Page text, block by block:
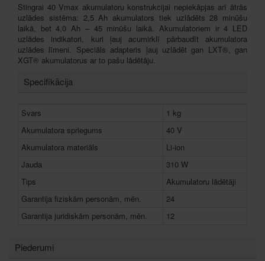
Stingrai 40 Vmax akumulatoru konstrukcijai nepiekāpjas arī ātrās
uzlādes sistēma: 2,5 Ah akumulators tiek uzlādēts 28 minūšu
laikā, bet 4,0 Ah – 45 minūšu laikā. Akumulatoriem ir 4 LED
uzlādes indikatori, kuri ļauj acumirklī pārbaudīt akumulatora
uzlādes līmeni. Speciāls adapteris ļauj uzlādēt gan LXT®, gan
XGT® akumulatorus ar to pašu lādētāju.
Specifikācija
Svars
1 kg
Akumulatora spriegums
40 V
Akumulatora materiāls
Li-ion
Jauda
310 W
Tips
Akumulatoru lādētāji
Garantija fiziskām personām, mēn.
24
Garantija juridiskām personām, mēn.
12
Piederumi